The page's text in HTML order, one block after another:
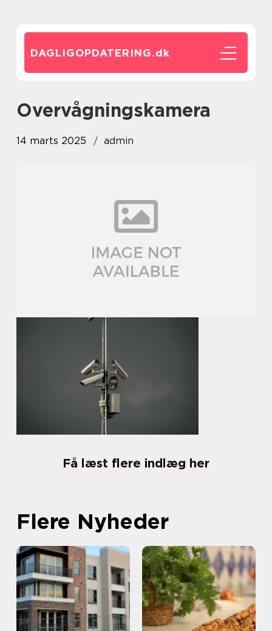
DAGLIGOPDATERING.dk
overvågningskamera
14 marts 2025 admin
Få læst flere indlæg her
Flere Nyheder